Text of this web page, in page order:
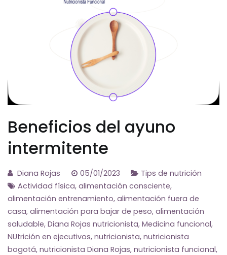
Beneficios del ayuno
intermitente
Diana Rojas 05/01/2023
Tips de nutrición
Actividad física, alimentación consciente,
alimentación entrenamiento, alimentación fuera de
casa, alimentación para bajar de peso, alimentación
saludable, Diana Rojas nutricionista, Medicina funcional,
NUtrición en ejecutivos, nutricionista, nutricionista
bogotá, nutricionista Diana Rojas, nutricionista funcional,